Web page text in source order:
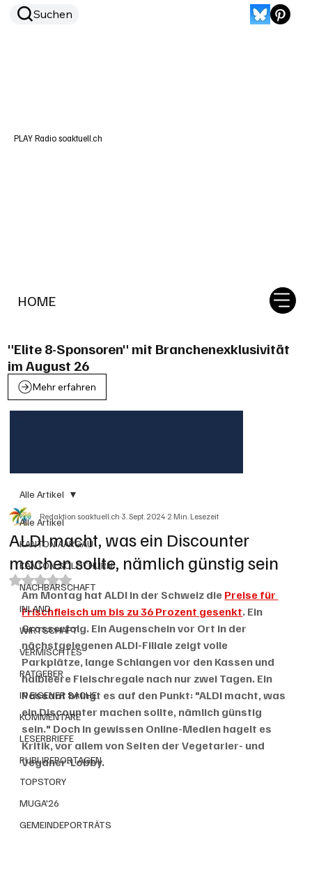
HOME
Suchen
PLAY Radio soaktuell.ch
"Elite 8-Sponsoren" mit Branchenexklusivität
im August 26
Mehr erfahren
Alle Artikel
KANTON AARGAU
KANTON SOLOTHURN
NACHBARSCHAFT
INLAND
WIRTSCHAFT
VERMISCHTES
RATGEBER
IN EIGENER SACHE
KOMMENTARE
LESERBRIEFE
PUBLIREPORTAGEN
TOPSTORY
MUGA'26
GEMEINDEPORTRÄTS
Alle Artikel
ALDI macht, was ein Discounter
machen sollte, nämlich günstig sein
Redaktion soaktuell.ch3. Sept. 20242 Min. Lesezeit
Mit NaN von 5 Sternen bewertet.
Am Montag hat ALDI in der Schweiz die Preise für
Frischfleisch um bis zu 36 Prozent gesenkt. Ein
Grosserfolg. Ein Augenschein vor Ort in der
nächstgelegenen ALDI-Filiale zeigt volle
Parkplätze, lange Schlangen vor den Kassen und
halbleere Fleischregale nach nur zwei Tagen. Ein
Passant bringt es auf den Punkt: "ALDI macht, was
ein Discounter machen sollte, nämlich günstig
sein." Doch in gewissen Online-Medien hagelt es
Kritik, vor allem von Seiten der Vegetarier- und
Veganer-Lobby.